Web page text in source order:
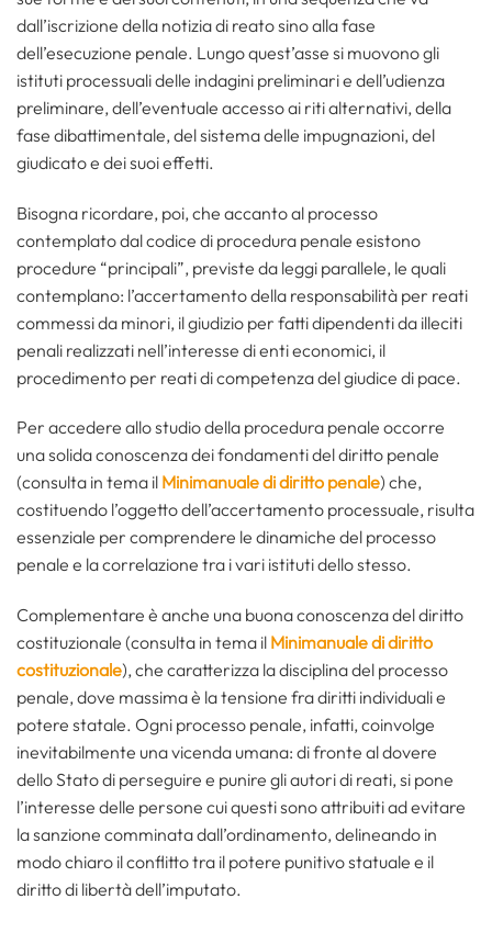
dall’iscrizione della notizia di reato sino alla fase
dell’esecuzione penale. Lungo quest’asse si muovono gli
istituti processuali delle indagini preliminari e dell’udienza
preliminare, dell’eventuale accesso ai riti alternativi, della
fase dibattimentale, del sistema delle impugnazioni, del
giudicato e dei suoi effetti.
Bisogna ricordare, poi, che accanto al processo
contemplato dal codice di procedura penale esistono
procedure “principali”, previste da leggi parallele, le quali
contemplano: l’accertamento della responsabilità per reati
commessi da minori, il giudizio per fatti dipendenti da illeciti
penali realizzati nell’interesse di enti economici, il
procedimento per reati di competenza del giudice di pace.
Per accedere allo studio della procedura penale occorre
una solida conoscenza dei fondamenti del diritto penale
(consulta in tema il Minimanuale di diritto penale) che,
costituendo l’oggetto dell’accertamento processuale, risulta
essenziale per comprendere le dinamiche del processo
penale e la correlazione tra i vari istituti dello stesso.
Complementare è anche una buona conoscenza del diritto
costituzionale (consulta in tema il Minimanuale di diritto
costituzionale), che caratterizza la disciplina del processo
penale, dove massima è la tensione fra diritti individuali e
potere statale. Ogni processo penale, infatti, coinvolge
inevitabilmente una vicenda umana: di fronte al dovere
dello Stato di perseguire e punire gli autori di reati, si pone
l’interesse delle persone cui questi sono attribuiti ad evitare
la sanzione comminata dall’ordinamento, delineando in
modo chiaro il conflitto tra il potere punitivo statuale e il
diritto di libertà dell’imputato.